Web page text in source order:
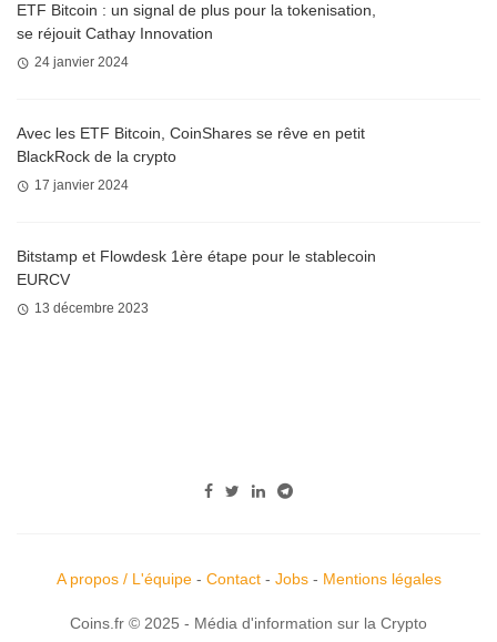
ETF Bitcoin : un signal de plus pour la tokenisation,
se réjouit Cathay Innovation
24 janvier 2024
Avec les ETF Bitcoin, CoinShares se rêve en petit
BlackRock de la crypto
17 janvier 2024
Bitstamp et Flowdesk 1ère étape pour le stablecoin
EURCV
13 décembre 2023
A propos / L'équipe- Contact- Jobs- Mentions légales
Coins.fr © 2025 - Média d'information sur la Crypto